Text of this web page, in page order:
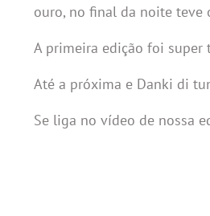
ouro, no final da noite teve
A primeira edição foi super
Até a próxima e Danki di
Se liga no vídeo de nossa